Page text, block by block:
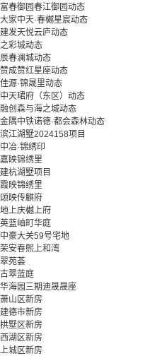
富春御园春江御园动态
大家中天·春樾星宸动态
建发天悦云庐动态
之彩城动态
辰春澜城动态
赞成赞红星座动态
佳源·锦晟里动态
中天珺府（东区）动态
融创森与海之城动态
金隅中铁诺德·都会森林动态
滨江湖墅2024158项目
中冶·锦绣印
嘉映锦绣里
建杭湖墅项目
霞映锦绣里
颂映传麒府
地上庆樾上府
英蓝岫町华庭
中豪大关59号宅地
荣安春熙上和湾
翠苑荟
古翠蓝庭
华海园三期迪晟晟座
萧山区新房
建德市新房
拱墅区新房
西湖区新房
上城区新房